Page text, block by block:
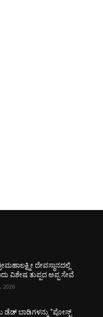
ದೇವಸ್ಥಾನದಲ್ಲಿ
ವಿಶೇಷ ತುಪ್ಪದ ಅಪ್ಪ ಸೇವೆ
2026
ಡೆಡ್ ಬಾಡಿಗಳನ್ನು “ಪೋಸ್ಟ್